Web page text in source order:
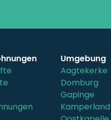
Umgebung
Aagtekerke
Domburg
Gapinge
Kamperland